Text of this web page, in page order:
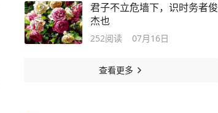
君子不立危墙下，识时务者俊
杰也
252阅读 07月16日
查看更多